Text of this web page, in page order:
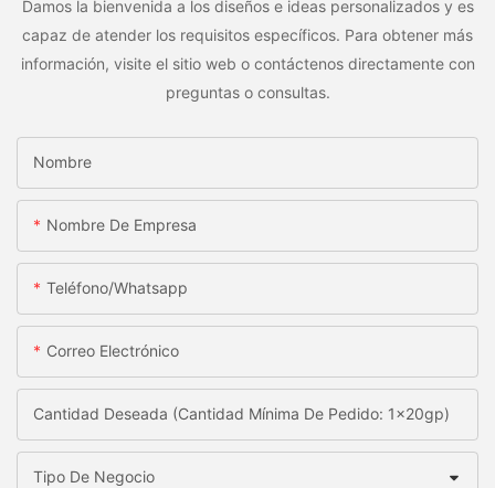
Damos la bienvenida a los diseños e ideas personalizados y es
capaz de atender los requisitos específicos. Para obtener más
información, visite el sitio web o contáctenos directamente con
preguntas o consultas.
Nombre
Nombre De Empresa
Teléfono/whatsapp
Correo Electrónico
Cantidad Deseada (Cantidad Mínima De Pedido: 1x20gp)
Tipo De Negocio